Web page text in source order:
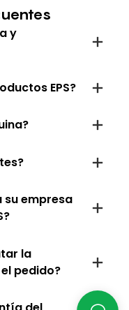
y
EPS?
su empresa
la
pedido?